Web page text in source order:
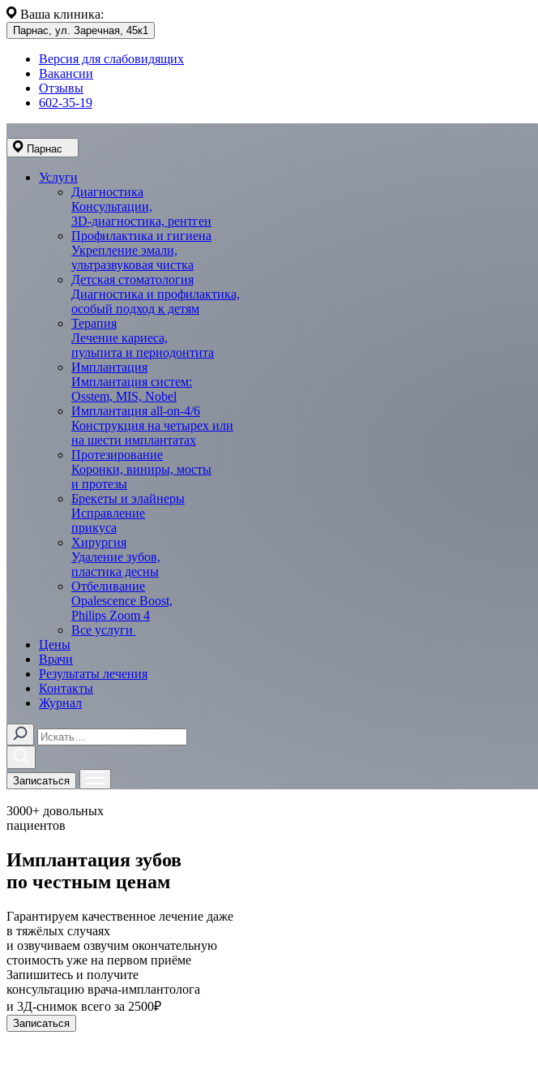
Ваша клиника:
Парнас, ул. Заречная, 45к1
Версия для слабовидящих
Вакансии
Отзывы
602-35-19
Парнас
Услуги
Диагностика
Консультации,
3D-диагностика, рентген
Профилактика и гигиена
Укрепление эмали,
ультразвуковая чистка
Детская стоматология
Диагностика и профилактика,
особый подход к детям
Терапия
Лечение кариеса,
пульпита и периодонтита
Имплантация
Имплантация систем:
Osstem, MIS, Nobel
Имплантация all-on-4/6
Конструкция на четырех или
на шести имплантатах
Протезирование
Коронки, виниры, мосты
и протезы
Брекеты и элaйнеры
Исправление
прикуса
Хирургия
Удаление зубов,
пластика десны
Отбеливание
Opalescence Boost,
Philips Zoom 4
Все услуги
Цены
Врачи
Результаты лечения
Контакты
Журнал
Записаться
3000+ довольных
пациентов
Имплантация зубов
по честным ценам
Гарантируем качественное лечение даже
в тяжёлых случаях
и озвучиваем озвучим окончательную
стоимость уже на первом приёме
Запишитесь и получите
консультацию врача-имплантолога
и 3Д-снимок всего за 2500₽
Записаться